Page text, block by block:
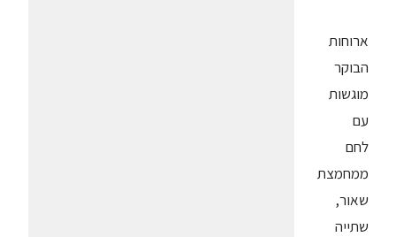
ארוחות
הבוקר
מוגשות
עם
לחם
ממחמצת
שאור,
שתייה